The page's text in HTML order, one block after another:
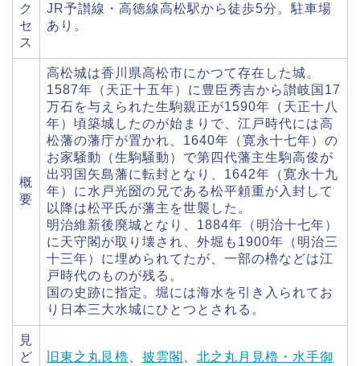
ク
セ
ス
JR予讃線・高徳線高松駅から徒歩5分。駐車場
あり。
概
要
高松城は香川県高松市にかつて存在した城。
1587年（天正十五年）に豊臣秀吉から讃岐国17
万石を与えられた生駒親正が1590年（天正十八
年）頃築城したのが始まりで、江戸時代には高
松藩の藩庁が置かれ、1640年（寛永十七年）の
お家騒動（生駒騒動）で第四代藩主生駒高俊が
出羽国矢島藩に転封となり、1642年（寛永十九
年）に水戸光圀の兄である松平頼重が入封して
以降は松平氏が藩主を世襲した。
明治維新後廃城となり、1884年（明治十七年）
に天守閣が取り壊され、外堀も1900年（明治三
十三年）に埋められてたが、一部の櫓などは江
戸時代のものが残る。
国の史跡に指定。堀には海水を引き入られてお
り日本三大水城にひとつとされる。
見
ど
旧東之丸艮櫓 披雲閣
北之丸月見櫓・水手御